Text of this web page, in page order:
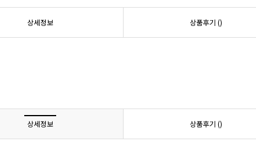
상세정보 상품후기 ()
상세정보 상품후기 ()